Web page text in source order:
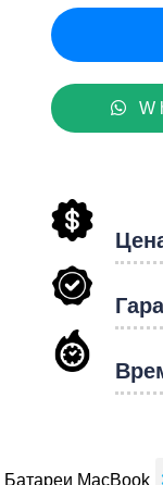
Батареи MacBook